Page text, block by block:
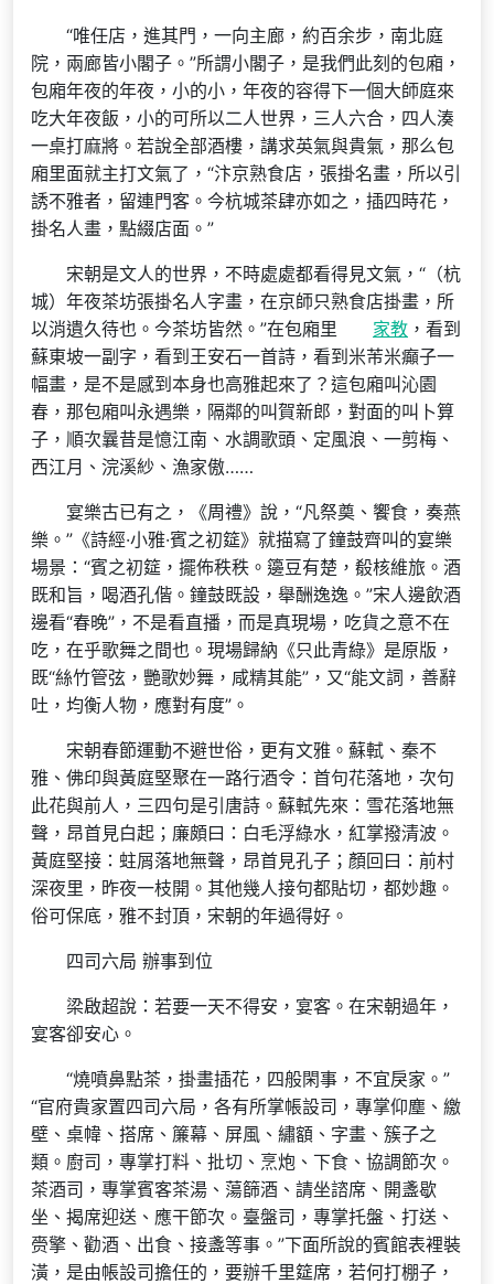
“唯任店，進其門，一向主廊，約百余步，南北庭
院，兩廊皆小閣子。”所謂小閣子，是我們此刻的包廂，
包廂年夜的年夜，小的小，年夜的容得下一個大師庭來
吃大年夜飯，小的可所以二人世界，三人六合，四人湊
一桌打麻將。若說全部酒樓，講求英氣與貴氣，那么包
廂里面就主打文氣了，“汴京熟食店，張掛名畫，所以引
誘不雅者，留連門客。今杭城茶肆亦如之，插四時花，
掛名人畫，點綴店面。”
宋朝是文人的世界，不時處處都看得見文氣，“（杭
城）年夜茶坊張掛名人字畫，在京師只熟食店掛畫，所
以消遺久待也。今茶坊皆然。”在包廂里
家教 ，看到
蘇東坡一副字，看到王安石一首詩，看到米芾米癲子一
幅畫，是不是感到本身也高雅起來了？這包廂叫沁園
春，那包廂叫永遇樂，隔鄰的叫賀新郎，對面的叫卜算
子，順次曩昔是憶江南、水調歌頭、定風浪、一剪梅、
西江月、浣溪紗、漁家傲……
宴樂古已有之，《周禮》說，“凡祭奠、饗食，奏燕
樂。”《詩經·小雅·賓之初筵》就描寫了鐘鼓齊叫的宴樂
場景：“賓之初筵，擺佈秩秩。籩豆有楚，殽核維旅。酒
既和旨，喝酒孔偕。鐘鼓既設，舉酬逸逸。”宋人邊飲酒
邊看“春晚”，不是看直播，而是真現場，吃貨之意不在
吃，在乎歌舞之間也。現場歸納《只此青綠》是原版，
既“絲竹管弦，艷歌妙舞，咸精其能”，又“能文詞，善辭
吐，均衡人物，應對有度”。
宋朝春節運動不避世俗，更有文雅。蘇軾、秦不
雅、佛印與黃庭堅聚在一路行酒令：首句花落地，次句
此花與前人，三四句是引唐詩。蘇軾先來：雪花落地無
聲，昂首見白起；廉頗曰：白毛浮綠水，紅掌撥清波。
黃庭堅接：蛀屑落地無聲，昂首見孔子；顏回曰：前村
深夜里，昨夜一枝開。其他幾人接句都貼切，都妙趣。
俗可保底，雅不封頂，宋朝的年過得好。
四司六局 辦事到位
梁啟超說：若要一天不得安，宴客。在宋朝過年，
宴客卻安心。
“燒噴鼻點茶，掛畫插花，四般閑事，不宜戾家。”
“官府貴家置四司六局，各有所掌帳設司，專掌仰塵、繳
壁、桌幃、搭席、簾幕、屏風、繡額、字畫、簇子之
類。廚司，專掌打料、批切、烹炮、下食、協調節次。
茶酒司，專掌賓客茶湯、蕩篩酒、請坐諮席、開盞歇
坐、揭席迎送、應干節次。臺盤司，專掌托盤、打送、
赍擎、勸酒、出食、接盞等事。”下面所說的賓館表裡裝
潢，是由帳設司擔任的，要辦千里筵席，若何打棚子，